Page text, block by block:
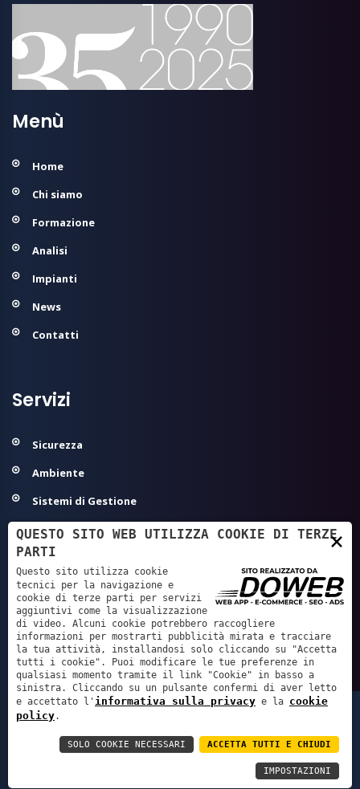
Menù
Home
Chi siamo
Formazione
Analisi
Impianti
News
Contatti
Servizi
Sicurezza
Ambiente
Sistemi di Gestione
Modelli Organizzativi 231
Agroalimentare ed Igiene
Sanità - Autorizzazione/Accreditamento
GDPR - Privacy
Servizi Tecnici e Progettazione
Lachiver Servizi S.r.l. - P.IVA: 02219800238 REA: VR
224387 - Cap. soc. € 10400 int. versato.
Cookie policy Accessibility
×
QUESTO SITO WEB UTILIZZA COOKIE DI TERZE
PARTI
Questo sito utilizza cookie
tecnici per la navigazione e
cookie di terze parti per servizi
aggiuntivi come la visualizzazione
di video. Alcuni cookie potrebbero raccogliere
informazioni per mostrarti pubblicità mirata e tracciare
la tua attività, installandosi solo cliccando su "Accetta
tutti i cookie". Puoi modificare le tue preferenze in
qualsiasi momento tramite il link "Cookie" in basso a
sinistra. Cliccando su un pulsante confermi di aver letto
e accettato l' informativa sulla privacy e la cookie
policy.
ACCETTA TUTTI E CHIUDI
SOLO COOKIE NECESSARI
IMPOSTAZIONI